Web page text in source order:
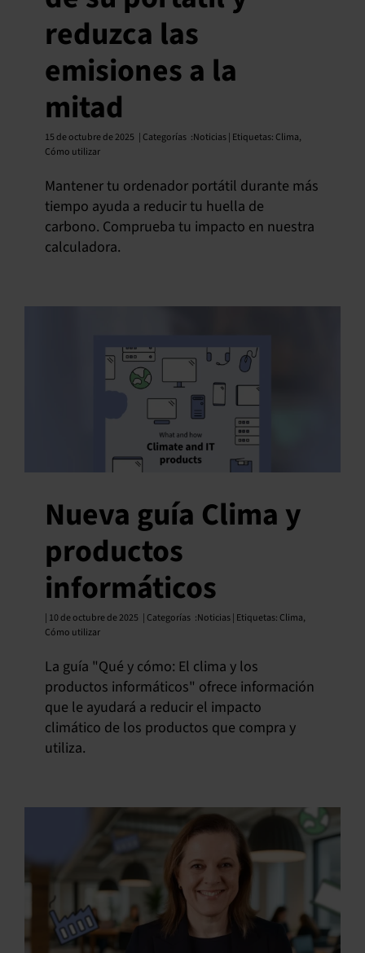
Español
reduzca las
emisiones a la
mitad
15 de octubre de 2025 | Categorías :Noticias | Etiquetas: Clima,
Cómo utilizar
Mantener tu ordenador portátil durante más
tiempo ayuda a reducir tu huella de
carbono. Comprueba tu impacto en nuestra
calculadora.
Nueva guía Clima y
productos
informáticos
| 10 de octubre de 2025 | Categorías :Noticias | Etiquetas: Clima,
Cómo utilizar
La guía "Qué y cómo: El clima y los
productos informáticos" ofrece información
que le ayudará a reducir el impacto
climático de los productos que compra y
utiliza.